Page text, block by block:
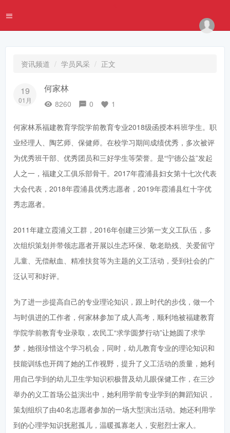
资讯频道 学员风采 正文
19
01月
何家林
8260 0 1
何家林系福建教育学院学前教育专业2018级函授本科班学生。职
业经理人、陶艺师、保健师。在校学习期间成绩优秀，多次被评
为优秀班干部、优秀团员和三好学生等荣誉。是“宁德公益”发起
人之一，福建义工俱乐部骨干。2017年霞浦县妇女第十七次代表
大会代表，2018年霞浦县优秀志愿者，2019年霞浦县红十字优
秀志愿者。
2011年建立霞浦义工群，2016年创建三沙第一支义工队伍，多
次组织策划并带领志愿者开展以生态环保、敬老助残、关爱留守
儿童、无偿献血、精准扶贫等为主题的义工活动，受到社会的广
泛认可和好评。
为了进一步提高自己的专业理论知识，跟上时代的步伐，做一个
与时俱进的工作者，何家林参加了成人高考，顺利地被福建教育
学院学前教育专业录取，农民工“求学圆梦行动”让她圆了求学
梦，她很珍惜这个学习机会，同时，幼儿教育专业的理论知识和
技能训练也开阔了她的工作视野，提升了义工活动的质量，她利
用自己学到的幼儿卫生学知识积极普及幼儿眼保健工作，在三沙
举办的义工首场公益演出中，她利用学前专业学到的舞蹈知识，
策划组织了由40名志愿者参加的一场大型演出活动。她还利用学
到的心理学知识抚慰孤儿，温暖孤寡老人，安慰烈士家人。